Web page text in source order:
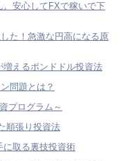
安心してFXで稼いで下
た！急激な円高になる原
増えるポンドドル投資法
問題とは？
プログラム～
順張り投資法
に取る裏技投資術